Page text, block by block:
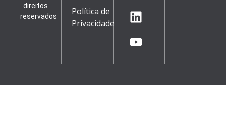
direitos
reservados
Política de
Privacidade